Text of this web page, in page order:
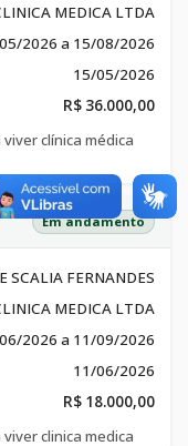
MEDICA LTDA
2026 a 15/08/2026
15/05/2026
R$ 36.000,00
clínica médica
Em andamento
SCALIA FERNANDES
MEDICA LTDA
2026 a 11/09/2026
11/06/2026
R$ 18.000,00
clinica medica